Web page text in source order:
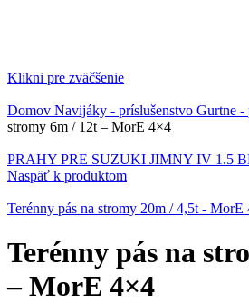
Klikni pre zväčšenie
Domov Navijáky - príslušenstvo Gurtne -
stromy 6m / 12t – MorE 4×4
PRAHY PRE SUZUKI JIMNY IV 1.5
Naspäť k produktom
Terénny pás na stromy 20m / 4,5t - MorE
Terénny pás na
– MorE 4×4